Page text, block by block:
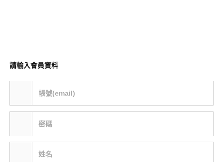
請輸入會員資料
帳號(email)
密碼
姓名